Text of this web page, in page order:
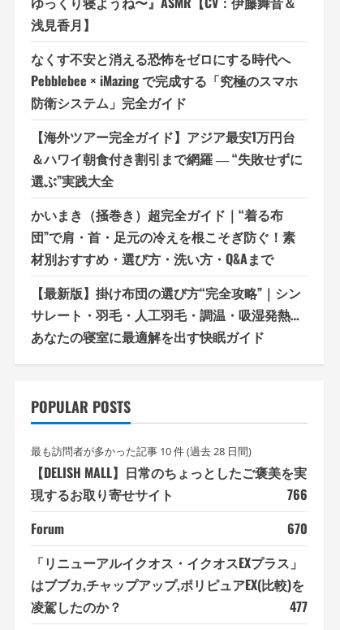
浅見香月】
なくす不安と消える恐怖をゼロにする時代へ
Pebblebee × iMazing で完成する「究極のスマホ
防衛システム」完全ガイド
【海外ツアー完全ガイド】アジア最安1万円台
＆ハワイ朝食付き割引まで網羅 ― “失敗せずに
選ぶ”実践大全
かいまき（掻巻き）超完全ガイド｜“着る布
団”で肩・首・足元の冷えを根こそぎ防ぐ！素
材別おすすめ・選び方・洗い方・Q&Aまで
【最新版】掛け布団の選び方“完全攻略”｜シン
サレート・羽毛・人工羽毛・調温・吸湿発熱…
あなたの寝室に最適解を出す快眠ガイド
POPULAR POSTS
最も訪問者が多かった記事 10 件 (過去 28 日間)
【DELISH MALL】日常のちょっとしたご褒美を実
現するお取り寄せサイト
766
Forum
670
「リニューアルイクオス・イクオスEXプラス」
はブブカ,チャップアップ,ポリピュアEX(比較)を
凌駕したのか？
477